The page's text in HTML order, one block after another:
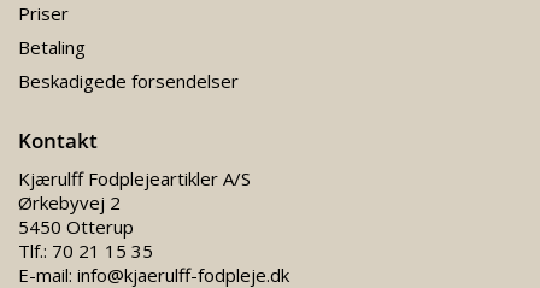
Priser
Betaling
Beskadigede forsendelser
Kontakt
Kjærulff Fodplejeartikler A/S
Ørkebyvej 2
5450 Otterup
Tlf.: 70 21 15 35
E-mail: info@kjaerulff-fodpleje.dk